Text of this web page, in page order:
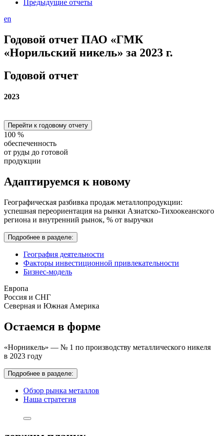
Предыдущие отчеты
en
Годовой отчет ПАО «ГМК
«Норильский никель» за 2023 г.
Годовой отчет
2023
Перейти к годовому отчету
100 %
обеспеченность
от руды до готовой
продукции
Адаптируемся к новому
Географическая разбивка продаж металлопродукции:
успешная переориентация на рынки Азиатско-Тихоокеанского
региона и внутренний рынок, % от выручки
Подробнее в разделе:
География деятельности
Факторы инвестиционной привлекательности
Бизнес-модель
Европа
Россия и СНГ
Северная и Южная Америка
Остаемся в форме
«Норникель» — № 1 по производству металлического никеля
в 2023 году
Подробнее в разделе:
Обзор рынка металлов
Наша стратегия